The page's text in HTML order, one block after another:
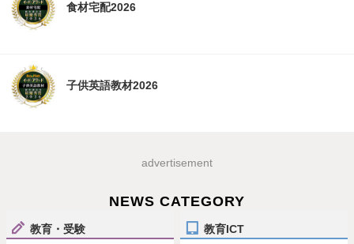
食材宅配2026
子供英語教材2026
advertisement
NEWS CATEGORY
教育・受験 教育ICT